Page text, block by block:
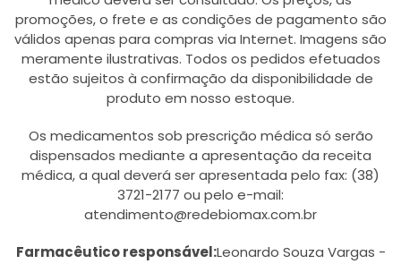
promoções, o frete e as condições de pagamento são
válidos apenas para compras via Internet. Imagens são
meramente ilustrativas. Todos os pedidos efetuados
estão sujeitos à confirmação da disponibilidade de
produto em nosso estoque.
Os medicamentos sob prescrição médica só serão
dispensados mediante a apresentação da receita
médica, a qual deverá ser apresentada pelo fax: (38)
3721-2177 ou pelo e-mail:
atendimento@redebiomax.com.br
Farmacêutico responsável:Leonardo Souza Vargas -